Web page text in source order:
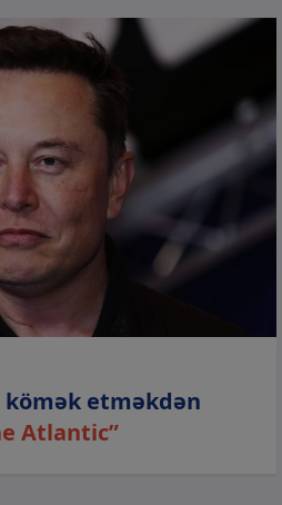
kömək etməkdən
Atlantic”